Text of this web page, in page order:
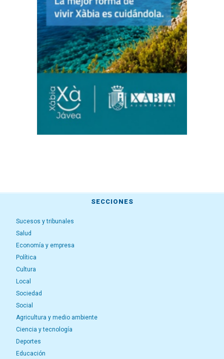
SECCIONES
Sucesos y tribunales
Salud
Economía y empresa
Política
Cultura
Local
Sociedad
Social
Agricultura y medio ambiente
Ciencia y tecnología
Deportes
Educación